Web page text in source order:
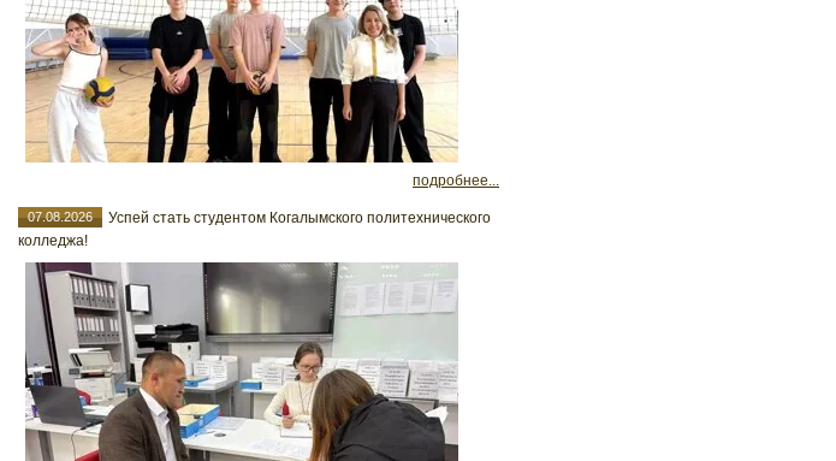
подробнее...
07.08.2026
Успей стать студентом Когалымского политехнического
колледжа!